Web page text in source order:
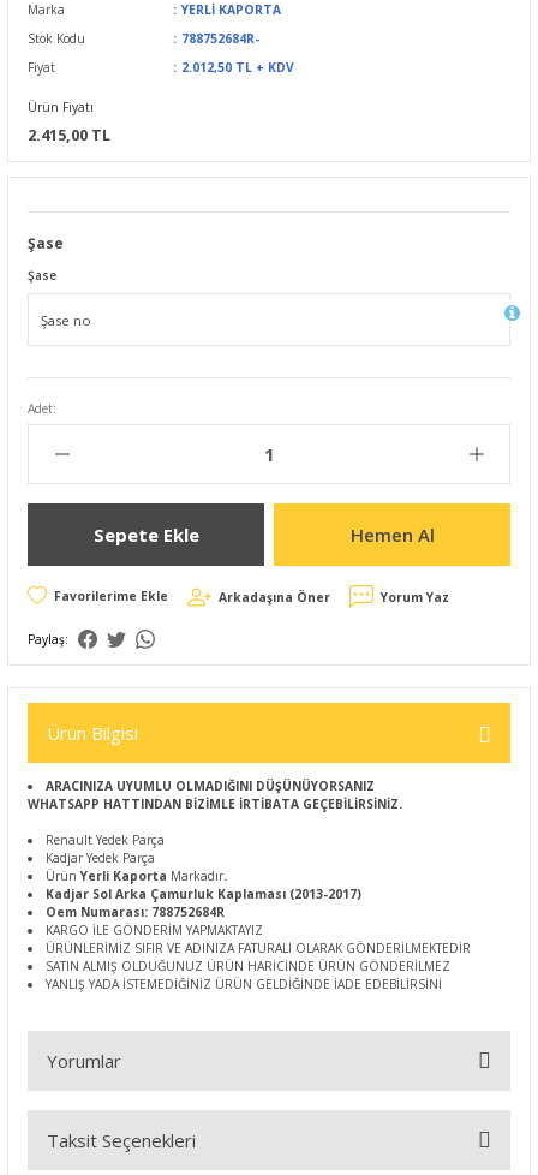
Marka
YERLİ KAPORTA
Stok Kodu
788752684R-
Fiyat
2.012,50 TL + KDV
Ürün Fiyatı
2.415,00 TL
Şase
Şase
Adet:
Sepete Ekle Hemen Al
Arkadaşına Öner Yorum Yaz
Paylaş:
Ürün Bilgisi
ARACINIZA UYUMLU OLMADIĞINI DÜŞÜNÜYORSANIZ
WHATSAPP HATTINDAN BİZİMLE İRTİBATA GEÇEBİLİRSİNİZ.
Renault Yedek Parça
Kadjar Yedek Parça
ÜrünYerli Kaporta Markadır.
Kadjar Sol Arka Çamurluk Kaplaması (2013-2017)
Oem Numarası: 788752684R
KARGO İLE GÖNDERİM YAPMAKTAYIZ
ÜRÜNLERİMİZ SIFIR VE ADINIZA FATURALI OLARAK GÖNDERİLMEKTEDİR
SATIN ALMIŞ OLDUĞUNUZ ÜRÜN HARİCİNDE ÜRÜN GÖNDERİLMEZ
YANLIŞ YADA İSTEMEDİĞİNİZ ÜRÜN GELDİĞİNDE İADE EDEBİLİRSİNİ
Yorumlar
Bu ürüne ilk yorumu siz yapın!
Taksit Seçenekleri